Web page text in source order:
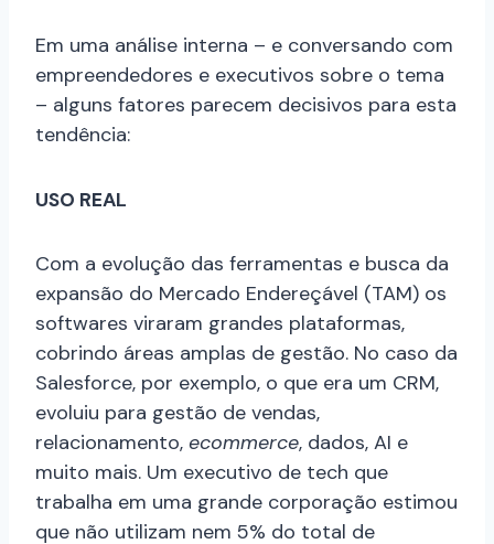
Em uma análise interna – e conversando com
empreendedores e executivos sobre o tema
– alguns fatores parecem decisivos para esta
tendência:
USO REAL
Com a evolução das ferramentas e busca da
expansão do Mercado Endereçável (TAM) os
softwares viraram grandes plataformas,
cobrindo áreas amplas de gestão. No caso da
Salesforce, por exemplo, o que era um CRM,
evoluiu para gestão de vendas,
relacionamento, ecommerce, dados, AI e
muito mais. Um executivo de tech que
trabalha em uma grande corporação estimou
que não utilizam nem 5% do total de